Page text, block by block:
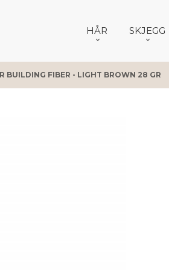
HÅR SKJEGG
BUILDING FIBER - LIGHT BROWN 28 GR